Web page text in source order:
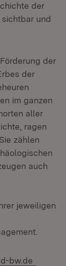
der
und
der
der
im ganzen
aller
ragen
zählen
auch
jeweiligen
bw.de